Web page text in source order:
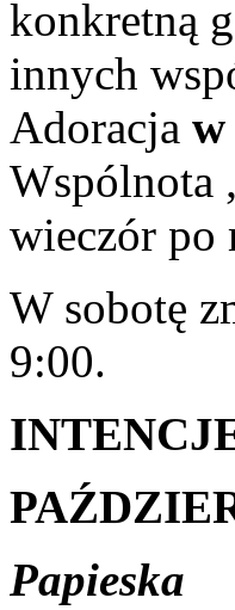
konkretną
innych
Adoracja
Wspólnota
wieczór po
W sobotę
9:00.
Papieska